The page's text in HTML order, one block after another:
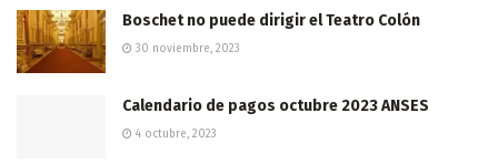
Boschet no puede dirigir el Teatro Colón
30 noviembre, 2023
Calendario de pagos octubre 2023 ANSES
4 octubre, 2023